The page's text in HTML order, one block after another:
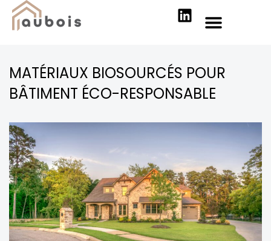
MATÉRIAUX BIOSOURCÉS POUR
BÂTIMENT ÉCO-RESPONSABLE